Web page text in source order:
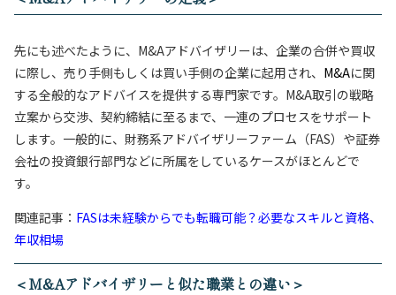
先にも述べたように、M&Aアドバイザリーは、企業の合併や買収
に際し、売り手側もしくは買い手側の企業に起用され、 M&Aに関
する全般的なアドバイスを提供する専門家です。M&A取引の戦略
立案から交渉、契約締結に至るまで、一連のプロセスをサポート
します。一般的に、財務系アドバイザリーファーム（FAS）や証券
会社の投資銀行部門などに所属をしているケースがほとんどで
す。
関連記事： FASは未経験からでも転職可能？必要なスキルと資格、
年収相場
＜M&Aアドバイザリーと似た職業との違い＞